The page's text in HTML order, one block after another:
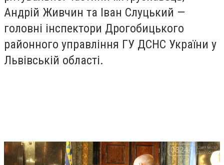
Андрій Живчин та Іван Слуцький —
головні інспектори Дрогобицького
районного управління ГУ ДСНС України у
Львівській області.